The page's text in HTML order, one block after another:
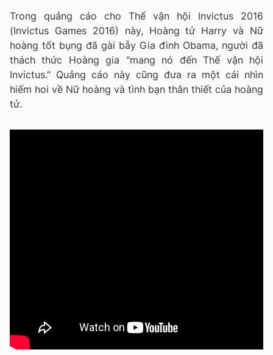
Trong quảng cáo cho Thế vận hội Invictus 2016
(Invictus Games 2016) này, Hoàng tử Harry và Nữ
hoàng tốt bụng đã gài bẫy Gia đình Obama, người đã
thách thức Hoàng gia "mang nó đến Thế vận hội
Invictus." Quảng cáo này cũng đưa ra một cái nhìn
hiếm hoi về Nữ hoàng và tình bạn thân thiết của hoàng
tử.